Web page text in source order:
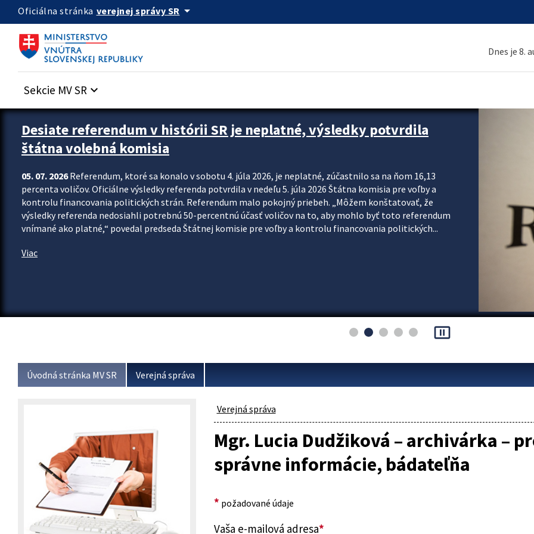
Preskocit na hlavný obsah
Oficiálna stránka verejnej správy SR arrow_drop_down
Dnes je 8.
Sekcie MV SR keyboard_arrow_down
Zastavit automatický posun upútavok
Desiate referendum v histórii SR je neplatné, výsledky potvrdila
štátna volebná komisia
05. 07. 2026Referendum, ktoré sa konalo v sobotu 4. júla 2026, je neplatné, zúčastnilo sa na ňom 16,13
percenta voličov. Oficiálne výsledky referenda potvrdila v nedeľu 5. júla 2026 Štátna komisia pre voľby a
kontrolu financovania politických strán. Referendum malo pokojný priebeh. „Môžem konštatovať, že
výsledky referenda nedosiahli potrebnú 50-percentnú účasť voličov na to, aby mohlo byť toto referendum
vnímané ako platné,“ povedal predseda Štátnej komisie pre voľby a kontrolu financovania politických...
Viac
pause_presentation
Úvodná stránka MV SR Verejná správa
Verejná správa
Mgr. Lucia Dudžiková – archivárka –
správne informácie, bádateľňa
* požadované údaje
Vaša e-mailová adresa*